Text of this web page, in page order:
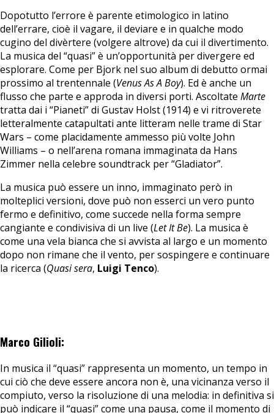
Dopotutto l’errore è parente etimologico in latino
dell’errare, cioè il vagare, il deviare e in qualche modo
cugino del divèrtere (volgere altrove) da cui il divertimento.
La musica del “quasi” è un’opportunità per divergere ed
esplorare. Come per Bjork nel suo album di debutto ormai
prossimo al trentennale (Venus As A Boy). Ed è anche un
flusso che parte e approda in diversi porti. Ascoltate Marte
tratta dai i “Pianeti” di Gustav Holst (1914) e vi ritroverete
letteralmente catapultati ante litteram nelle trame di Star
Wars – come placidamente ammesso più volte John
Williams – o nell’arena romana immaginata da Hans
Zimmer nella celebre soundtrack per “Gladiator”.
La musica può essere un inno, immaginato però in
molteplici versioni, dove può non esserci un vero punto
fermo e definitivo, come succede nella forma sempre
cangiante e condivisiva di un live (Let It Be). La musica è
come una vela bianca che si avvista al largo e un momento
dopo non rimane che il vento, per sospingere e continuare
la ricerca (Quasi sera, Luigi Tenco).
Marco Gilioli:
In musica il “quasi” rappresenta un momento, un tempo in
cui ciò che deve essere ancora non è, una vicinanza verso il
compiuto, verso la risoluzione di una melodia: in definitiva si
può indicare il “quasi” come una pausa, come il momento di